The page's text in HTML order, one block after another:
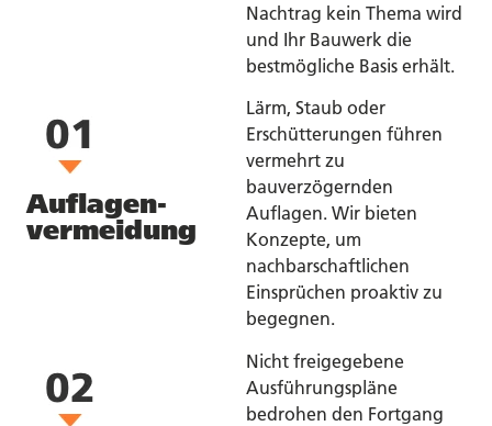
Nachtrag kein Thema wird
und Ihr Bauwerk die
bestmögliche Basis erhält.
Auflagen-
vermeidung
Lärm, Staub oder
Erschütterungen führen
vermehrt zu
bauverzögernden
Auflagen. Wir bieten
Konzepte, um
nachbarschaftlichen
Einsprüchen proaktiv zu
begegnen.
Nicht freigegebene
Ausführungspläne
bedrohen den Fortgang